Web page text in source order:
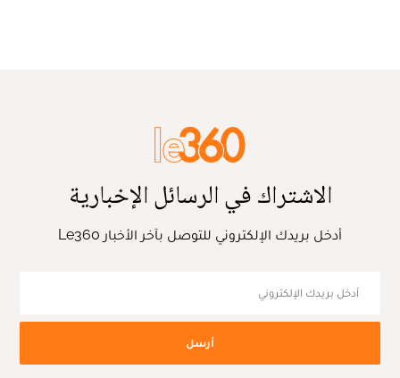
الاشتراك في الرسائل الإخبارية
أدخل بريدك الإلكتروني للتوصل بآخر الأخبار Le360
أرسل